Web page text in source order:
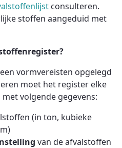
consulteren.
stoffen aangeduid met
vormvereisten opgelegd
moet het register elke
volgende gegevens:
(in ton, kubieke
van de afvalstoffen